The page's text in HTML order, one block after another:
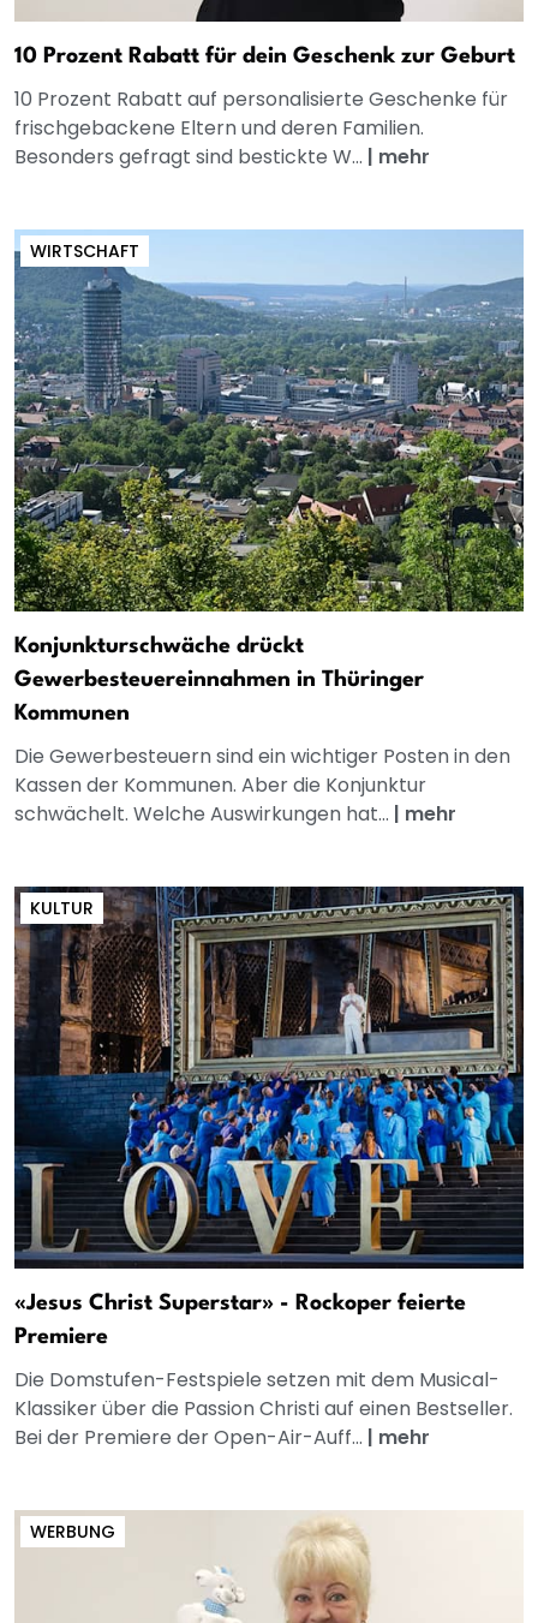
10 Prozent Rabatt für dein Geschenk zur Geburt
10 Prozent Rabatt auf personalisierte Geschenke für
frischgebackene Eltern und deren Familien.
Besonders gefragt sind bestickte W... | mehr
WIRTSCHAFT
Konjunkturschwäche drückt
Gewerbesteuereinnahmen in Thüringer
Kommunen
Die Gewerbesteuern sind ein wichtiger Posten in den
Kassen der Kommunen. Aber die Konjunktur
schwächelt. Welche Auswirkungen hat... | mehr
KULTUR
«Jesus Christ Superstar» - Rockoper feierte
Premiere
Die Domstufen-Festspiele setzen mit dem Musical-
Klassiker über die Passion Christi auf einen Bestseller.
Bei der Premiere der Open-Air-Auff... | mehr
WERBUNG